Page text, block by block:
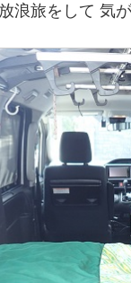
浪旅をして 気が